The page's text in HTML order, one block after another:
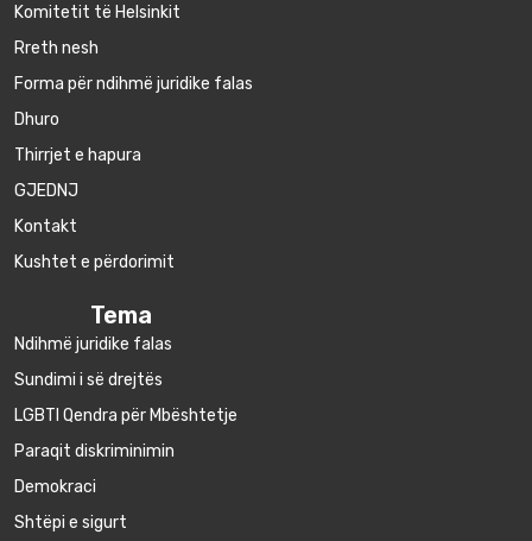
Komitetit të Helsinkit
Rreth nesh
Forma për ndihmë juridike falas
Dhuro
Thirrjet e hapura
GJEDNJ
Kontakt
Kushtet e përdorimit
Tema
Ndihmë juridike falas
Sundimi i së drejtës
LGBTI Qendra për Mbështetje
Paraqit diskriminimin
Demokraci
Shtëpi e sigurt